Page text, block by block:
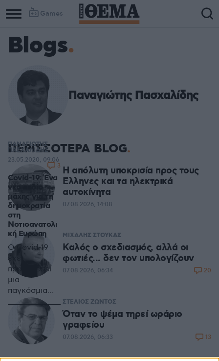
Games
Blogs
Παναγιώτης Πασχαλίδης
ΠΕΡΙΣΣΟΤΕΡΑ BLOG
Η απόλυτη υποκρισία προς τους
Ελληνες και τα ηλεκτρικά
αυτοκίνητα
07.08.2026, 14:08
ΜΙΧΑΛΗΣ ΣΤΟΥΚΑΣ
Καλός ο σχεδιασμός, αλλά οι
φωτιές... δεν τον υπολογίζουν
07.08.2026, 06:34 20
ΣΤΕΛΙΟΣ ΖΩΝΤΟΣ
Όταν το ψέμα τηρεί ωράριο
γραφείου
07.08.2026, 06:33 13
ΠΑΝΑΓΙΩΤΗΣ
ΠΑΣΧΑΛΙΔΗΣ
Covid-19: Ένα
νέο πεδίο
μάχης για τη
δημοκρατία
στη
Nοτιοανατολι
κή Ευρώπη
Ο Covid-19
έχει
προκαλέσει
μια
παγκόσμια
κρίση
υγειονομικού
χαρακτήρα
καθώς και μια
γεωπολιτική
αντιπαράθεση
23.05.2020, 09:06
3